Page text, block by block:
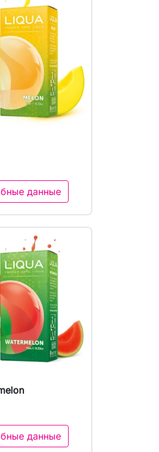
просмотр
данные
просмотр
данные